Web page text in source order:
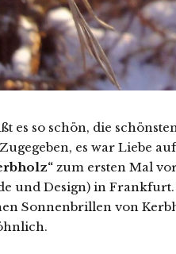
es so schön, die
es war Liebe
zum ersten Mal
und Design) in
Sonnenbrillen von